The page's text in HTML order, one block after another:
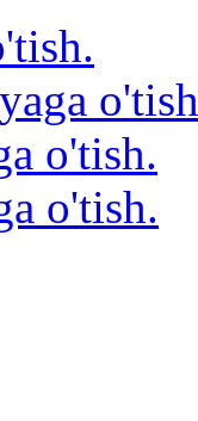
o'tish.
o'tish.